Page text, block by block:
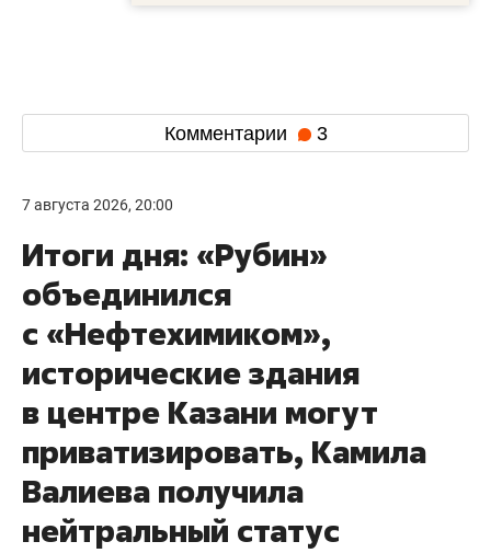
Комментарии 3
7 августа 2026, 20:00
Итоги дня: «Рубин»
объединился
с «Нефтехимиком»,
исторические здания
в центре Казани могут
приватизировать, Камила
Валиева получила
нейтральный статус